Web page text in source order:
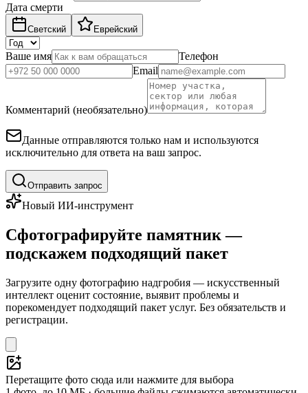
Дата смерти
Светский Еврейский
Ваше имя
Телефон
Email
Комментарий (необязательно)
Данные отправляются только нам и используются
исключительно для ответа на ваш запрос.
Отправить запрос
Новый ИИ-инструмент
Сфотографируйте памятник —
подскажем подходящий пакет
Загрузите одну фотографию надгробия — искусственный
интеллект оценит состояние, выявит проблемы и
порекомендует подходящий пакет услуг. Без обязательств и
регистрации.
Перетащите фото сюда или нажмите для выбора